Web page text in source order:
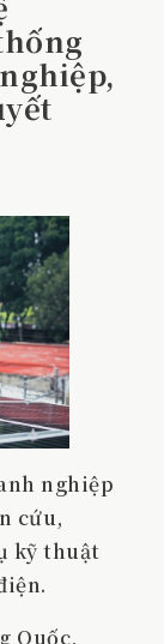
nghiệp
cứu,
kỹ thuật
Quốc,